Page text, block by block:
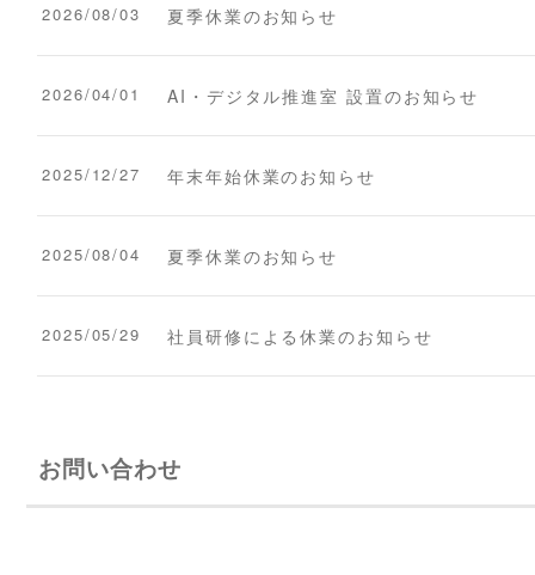
2026/08/03 夏季休業のお知らせ
2026/04/01 AI・デジタル推進室 設置のお知らせ
2025/12/27 年末年始休業のお知らせ
2025/08/04 夏季休業のお知らせ
2025/05/29 社員研修による休業のお知らせ
お問い合わせ